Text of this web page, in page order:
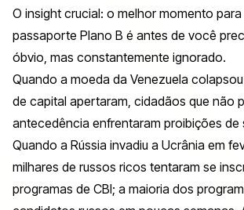
O insight crucial: o melhor momento
passaporte Plano B é antes de você
óbvio, mas constantemente ignorado.
Quando a moeda da Venezuela
de capital apertaram, cidadãos que não
antecedência enfrentaram proibições de
Quando a Rússia invadiu a Ucrânia em
milhares de russos ricos tentaram se
programas de CBI; a maioria dos